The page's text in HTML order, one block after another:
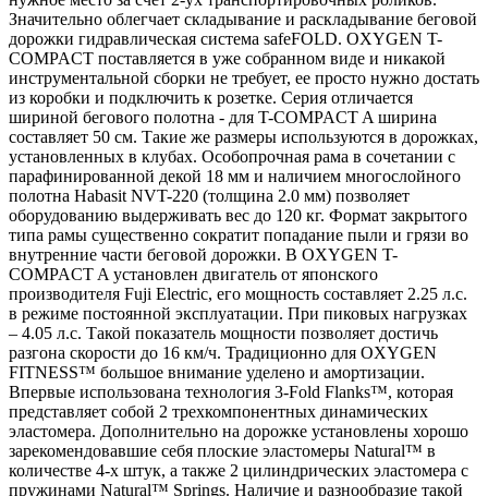
Значительно облегчает складывание и раскладывание беговой
дорожки гидравлическая система safeFOLD. OXYGEN T-
COMPACT поставляется в уже собранном виде и никакой
инструментальной сборки не требует, ее просто нужно достать
из коробки и подключить к розетке. Серия отличается
шириной бегового полотна - для T-COMPACT A ширина
составляет 50 см. Такие же размеры используются в дорожках,
установленных в клубах. Особопрочная рама в сочетании с
парафинированной декой 18 мм и наличием многослойного
полотна Habasit NVT-220 (толщина 2.0 мм) позволяет
оборудованию выдерживать вес до 120 кг. Формат закрытого
типа рамы существенно сократит попадание пыли и грязи во
внутренние части беговой дорожки. В OXYGEN T-
COMPACT A установлен двигатель от японского
производителя Fuji Electric, его мощность составляет 2.25 л.с.
в режиме постоянной эксплуатации. При пиковых нагрузках
– 4.05 л.с. Такой показатель мощности позволяет достичь
разгона скорости до 16 км/ч. Традиционно для OXYGEN
FITNESS™ большое внимание уделено и амортизации.
Впервые использована технология 3-Fold Flanks™, которая
представляет собой 2 трехкомпонентных динамических
эластомера. Дополнительно на дорожке установлены хорошо
зарекомендовавшие себя плоские эластомеры Natural™ в
количестве 4-х штук, а также 2 цилиндрических эластомера с
пружинами Natural™ Springs. Наличие и разнообразие такой